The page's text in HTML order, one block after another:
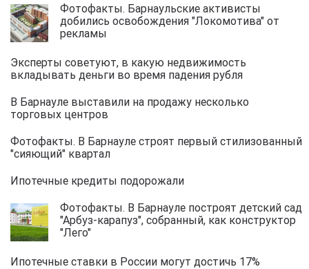
Фотофакты. Барнаульские активисты
добились освобождения "Локомотива" от
рекламы
Эксперты советуют, в какую недвижимость
вкладывать деньги во время падения рубля
В Барнауле выставили на продажу несколько
торговых центров
Фотофакты. В Барнауле строят первый стилизованный
"сияющий" квартал
Ипотечные кредиты подорожали
Фотофакты. В Барнауле построят детский сад
"Арбуз-карапуз", собранный, как конструктор
"Лего"
Ипотечные ставки в России могут достичь 17%